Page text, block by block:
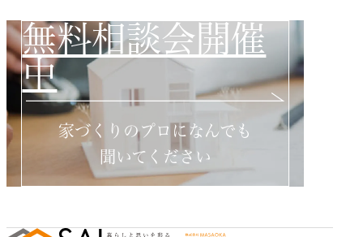
無料相談会開催
中
家づくりのプロになんでも
聞いてください